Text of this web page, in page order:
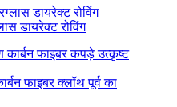
डायरेक्ट रोविंग
फाइबर क्लॉथ पूर्व का